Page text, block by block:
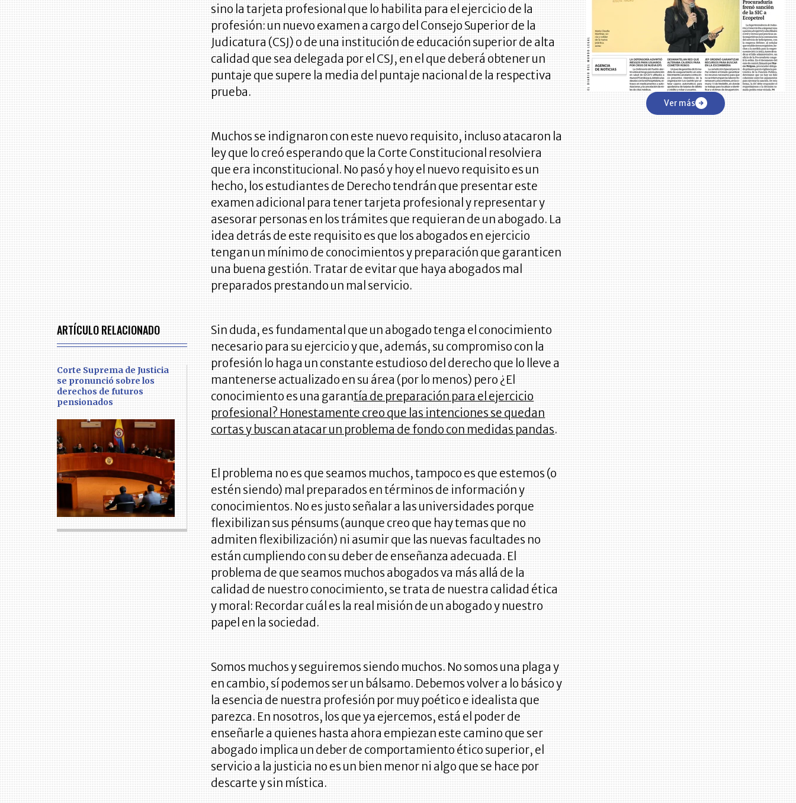
sino la tarjeta profesional que lo habilita para el ejercicio de la
profesión: un nuevo examen a cargo del Consejo Superior de la
Judicatura (CSJ) o de una institución de educación superior de alta
calidad que sea delegada por el CSJ, en el que deberá obtener un
puntaje que supere la media del puntaje nacional de la respectiva
prueba.
Muchos se indignaron con este nuevo requisito, incluso atacaron la
ley que lo creó esperando que la Corte Constitucional resolviera
que era inconstitucional. No pasó y hoy el nuevo requisito es un
hecho, los estudiantes de Derecho tendrán que presentar este
examen adicional para tener tarjeta profesional y representar y
asesorar personas en los trámites que requieran de un abogado. La
idea detrás de este requisito es que los abogados en ejercicio
tengan un mínimo de conocimientos y preparación que garanticen
una buena gestión. Tratar de evitar que haya abogados mal
preparados prestando un mal servicio.
ARTÍCULO RELACIONADO
Corte Suprema de Justicia
se pronunció sobre los
derechos de futuros
pensionados
Sin duda, es fundamental que un abogado tenga el conocimiento
necesario para su ejercicio y que, además, su compromiso con la
profesión lo haga un constante estudioso del derecho que lo lleve a
mantenerse actualizado en su área (por lo menos) pero ¿El
conocimiento es una garantía de preparación para el ejercicio
profesional? Honestamente creo que las intenciones se quedan
cortas y buscan atacar un problema de fondo con medidas pandas.
El problema no es que seamos muchos, tampoco es que estemos (o
estén siendo) mal preparados en términos de información y
conocimientos. No es justo señalar a las universidades porque
flexibilizan sus pénsums (aunque creo que hay temas que no
admiten flexibilización) ni asumir que las nuevas facultades no
están cumpliendo con su deber de enseñanza adecuada. El
problema de que seamos muchos abogados va más allá de la
calidad de nuestro conocimiento, se trata de nuestra calidad ética
y moral: Recordar cuál es la real misión de un abogado y nuestro
papel en la sociedad.
Somos muchos y seguiremos siendo muchos. No somos una plaga y
en cambio, sí podemos ser un bálsamo. Debemos volver a lo básico y
la esencia de nuestra profesión por muy poético e idealista que
parezca. En nosotros, los que ya ejercemos, está el poder de
enseñarle a quienes hasta ahora empiezan este camino que ser
abogado implica un deber de comportamiento ético superior, el
servicio a la justicia no es un bien menor ni algo que se hace por
descarte y sin mística.
Ver más